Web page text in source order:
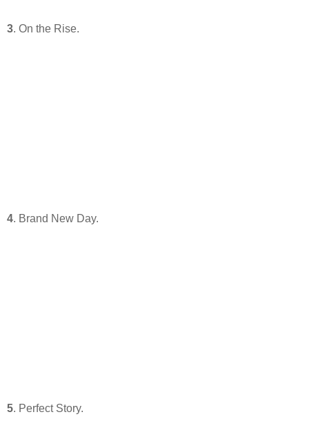
3. On the Rise.
4. Brand New Day.
5. Perfect Story.